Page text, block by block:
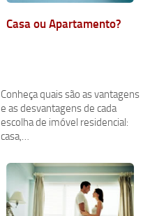
Casa ou Apartamento?
Conheça quais são as vantagens
e as desvantagens de cada
escolha de imóvel residencial:
casa,…